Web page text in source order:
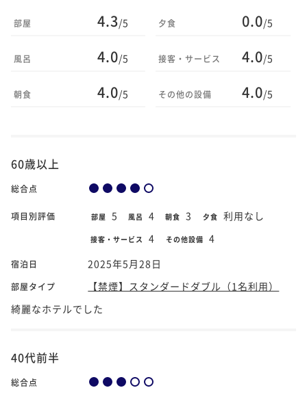
部屋 4.3/5
風呂 4.0/5
朝食 4.0/5
夕食 0.0/5
接客・サービス 4.0/5
その他の設備 4.0/5
60歳以上
総合点
項目別評価 部屋 5 風呂 4 朝食 3 夕食 利用なし
接客・サービス 4 その他設備 4
宿泊日 2025年5月28日
部屋タイプ
【禁煙】スタンダードダブル（1名利用）
綺麗なホテルでした
40代前半
総合点